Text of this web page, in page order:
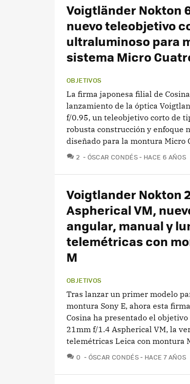
Voigtländer Nokton
nuevo teleobjetivo
ultraluminoso para
sistema Micro
OBJETIVOS
La firma japonesa filial de
lanzamiento de la óptica
f/0.95, un teleobjetivo corto de
robusta construcción y enfoque
diseñado para la montura Micro
2 COMENTARIOS
ÓSCAR CONDÉS HACE 6 AÑOS
Voigtlander Nokton
Aspherical VM,
angular, manual y
telemétricas con
M
OBJETIVOS
Tras lanzar un primer modelo
montura Sony E, ahora esta
Cosina ha presentado el
21mm f/1.4 Aspherical VM, la
telemétricas Leica con montura
0 COMENTARIOS
ÓSCAR CONDÉS HACE 7 AÑOS